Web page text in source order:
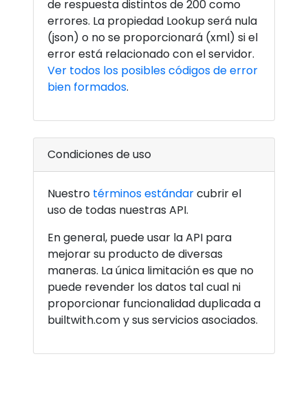
de respuesta distintos de 200 como
errores. La propiedad Lookup será nula
(json) o no se proporcionará (xml) si el
error está relacionado con el servidor.
Ver todos los posibles códigos de error
bien formados.
Condiciones de uso
Nuestro términos estándarcubrir el
uso de todas nuestras API.
En general, puede usar la API para
mejorar su producto de diversas
maneras. La única limitación es que no
puede revender los datos tal cual ni
proporcionar funcionalidad duplicada a
builtwith.com y sus servicios asociados.